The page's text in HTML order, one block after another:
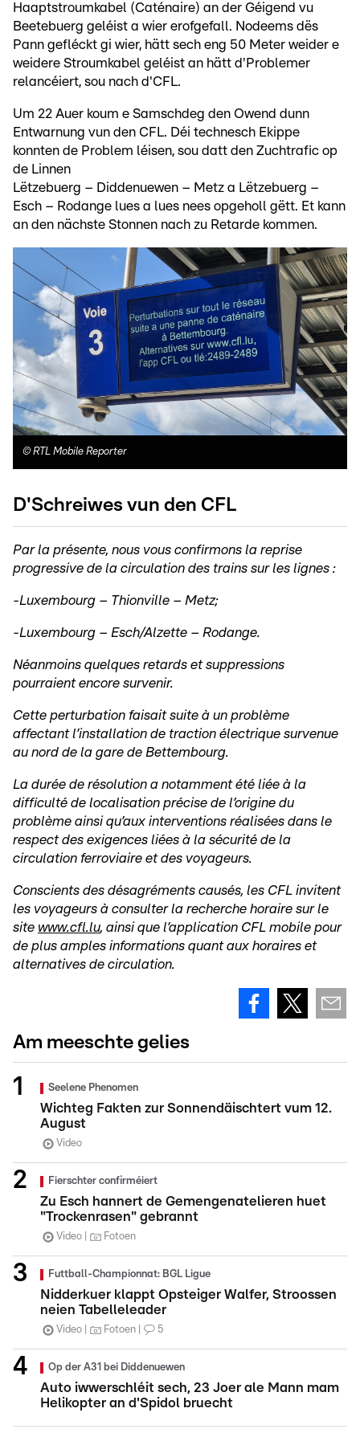
Haaptstroumkabel (Caténaire) an der Géigend vu
Beetebuerg geléist a wier erofgefall. Nodeems dës
Pann gefléckt gi wier, hätt sech eng 50 Meter weider e
weidere Stroumkabel geléist an hätt d'Problemer
relancéiert, sou nach d'CFL.
Um 22 Auer koum e Samschdeg den Owend dunn
Entwarnung vun den CFL. Déi technesch Ekippe
konnten de Problem léisen, sou datt den Zuchtrafic op
de Linnen
Lëtzebuerg – Diddenuewen – Metz a Lëtzebuerg –
Esch – Rodange lues a lues nees opgeholl gëtt. Et kann
an den nächste Stonnen nach zu Retarde kommen.
© RTL Mobile Reporter
D'Schreiwes vun den CFL
Par la présente, nous vous confirmons la reprise
progressive de la circulation des trains sur les lignes :
-Luxembourg – Thionville – Metz;
-Luxembourg – Esch/Alzette – Rodange.
Néanmoins quelques retards et suppressions
pourraient encore survenir.
Cette perturbation faisait suite à un problème
affectant l’installation de traction électrique survenue
au nord de la gare de Bettembourg.
La durée de résolution a notamment été liée à la
difficulté de localisation précise de l’origine du
problème ainsi qu’aux interventions réalisées dans le
respect des exigences liées à la sécurité de la
circulation ferroviaire et des voyageurs.
Conscients des désagréments causés, les CFL invitent
les voyageurs à consulter la recherche horaire sur le
site www.cfl.lu, ainsi que l’application CFL mobile pour
de plus amples informations quant aux horaires et
alternatives de circulation.
Am meeschte gelies
Seelene Phenomen
Wichteg Fakten zur Sonnendäischtert vum 12.
August
Video
Fierschter confirméiert
Zu Esch hannert de Gemengenatelieren huet
"Trockenrasen" gebrannt
Video Fotoen
Futtball-Championnat: BGL Ligue
Nidderkuer klappt Opsteiger Walfer, Stroossen
neien Tabelleleader
Video Fotoen 5
Op der A31 bei Diddenuewen
Auto iwwerschléit sech, 23 Joer ale Mann mam
Helikopter an d'Spidol bruecht